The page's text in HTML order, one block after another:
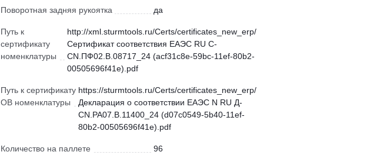
Поворотная задняя рукоятка да
Путь к
сертификату
номенклатуры
http://xml.sturmtools.ru/Certs/certificates_new_erp/
Сертификат соответствия ЕАЭС RU С-
CN.ПФ02.В.08717_24 (acf31c8e-59bc-11ef-80b2-
00505696f41e).pdf
Путь к сертификату
ОВ номенклатуры
https://sturmtools.ru/Certs/certificates_new_erp/
Декларация о соответствии ЕАЭС N RU Д-
CN.РА07.В.11400_24 (d07c0549-5b40-11ef-
80b2-00505696f41e).pdf
Количество на паллете 96